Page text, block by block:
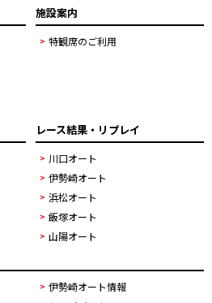
施設案内
特観席のご利用
レース結果・リプレイ
川口オート
伊勢崎オート
浜松オート
飯塚オート
山陽オート
伊勢崎オート情報